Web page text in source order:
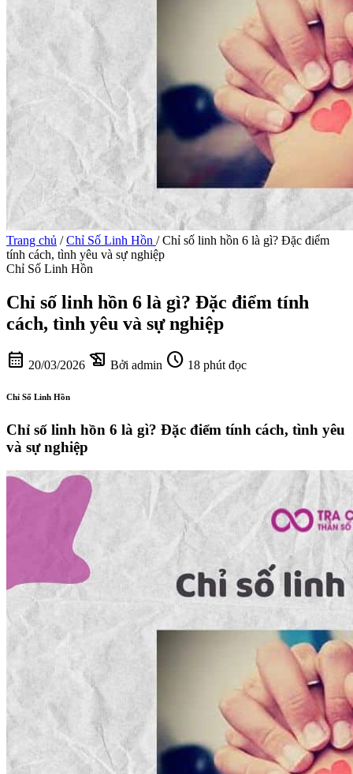
Trang chủ / Chỉ Số Linh Hồn / Chỉ số linh hồn 6 là gì? Đặc điểm
tính cách, tình yêu và sự nghiệp
Chỉ Số Linh Hồn
Chỉ số linh hồn 6 là gì? Đặc điểm tính
cách, tình yêu và sự nghiệp
calendar_month 20/03/2026 history_edu Bởi admin schedule 18 phút đọc
Chỉ Số Linh Hồn
Chỉ số linh hồn 6 là gì? Đặc điểm tính cách, tình yêu
và sự nghiệp